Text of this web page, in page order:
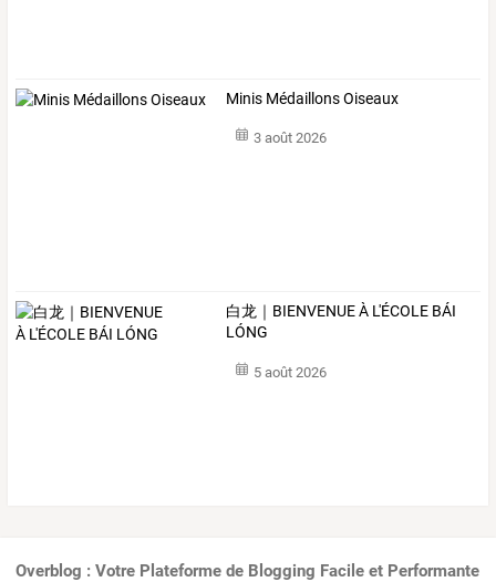
Minis Médaillons Oiseaux
3 août 2026
白龙｜BIENVENUE À L'ÉCOLE BÁI
LÓNG
5 août 2026
Overblog : Votre Plateforme de Blogging Facile et Performante